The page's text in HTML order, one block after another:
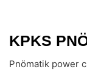
KPKS
Pnömatik power